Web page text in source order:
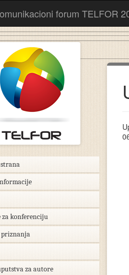
forum TELFOR
za konferenciju
priznanja
za autore